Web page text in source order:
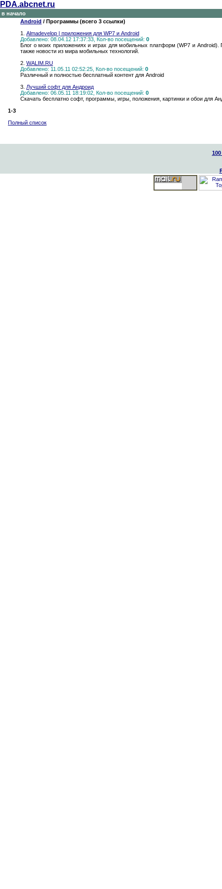
PDA.abcnet.ru
в начало
Android / Программы (всего 3 ссылки)
1. Almadevelop | приложения для WP7 и Android
Добавлено: 08.04.12 17:37:33, Кол-во посещений: 0
Блог о моих приложениях и играх для мобильных платформ (WP7 и
также новости из мира мобильных технологий.
2. WALIM.RU
Добавлено: 11.05.11 02:52:25, Кол-во посещений: 0
Различный и полностью бесплатный контент для Android
3. Лучший софт для Андроид
Добавлено: 06.05.11 18:19:02, Кол-во посещений: 0
Скачать бесплатно софт, программы, игры, положения, картинки и обои для
1-3
Полный список